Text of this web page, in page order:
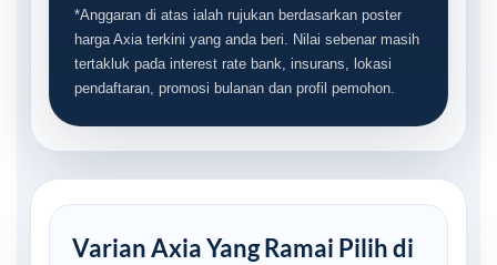
*Anggaran di atas ialah rujukan berdasarkan poster
harga Axia terkini yang anda beri. Nilai sebenar masih
tertakluk pada interest rate bank, insurans, lokasi
pendaftaran, promosi bulanan dan profil pemohon.
Varian Axia Yang Ramai Pilih di